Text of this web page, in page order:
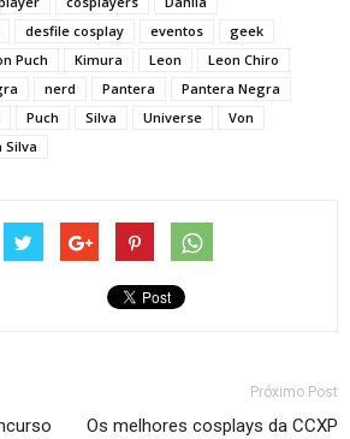
desfile cosplay eventos
geek
Puch Kimura Leon
Leon Chiro
nerd Pantera
Pantera Negra
Puch Silva Universe
Von
Silva
Próximo Post
Os melhores cosplays da CCXP